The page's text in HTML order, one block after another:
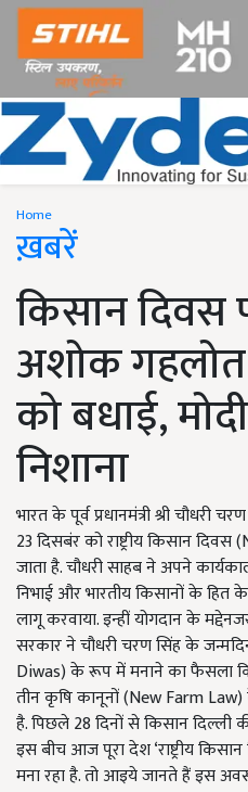
Home
ख़बरें
किसान दिवस
अशोक
को बधाई,
निशाना
भारत के पूर्व प्रधानमंत्री श्री
23 दिसबंर को राष्ट्रीय किसान
जाता है. चौधरी साहब ने अपने
निभाई और भारतीय किसानों के हित
लागू करवाया. इन्हीं योगदान के
सरकार ने चौधरी चरण सिंह के
Diwas) के रूप में मनाने का फैसला
तीन कृषि कानूनों (New Farm
है. पिछले 28 दिनों से किसान
इस बीच आज पूरा देश ‘राष्ट्रीय
मना रहा है. तो आइये जानते हैं इस